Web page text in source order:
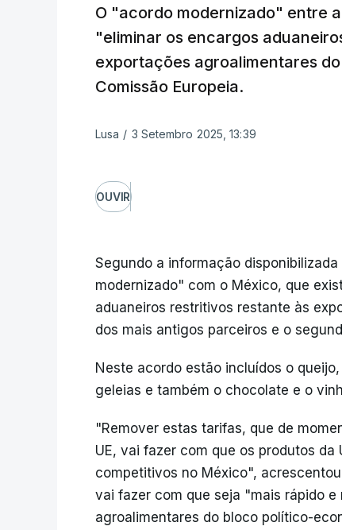
O "acordo modernizado" entre
"eliminar os encargos
exportações agroalimentares
Comissão Europeia.
Lusa / 3 Setembro 2025, 13:39
OUVIR
Segundo a informação
modernizado" com o México, que
aduaneiros restritivos restante às
dos mais antigos parceiros e o
Neste acordo estão incluídos o
geleias e também o chocolate e o
"Remover estas tarifas, que de
UE, vai fazer com que os produtos
competitivos no México",
vai fazer com que seja "mais rápido
agroalimentares do bloco político-